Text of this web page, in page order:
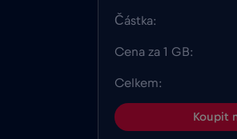
Částka:
Cena za 1 GB:
Celkem:
Koupit